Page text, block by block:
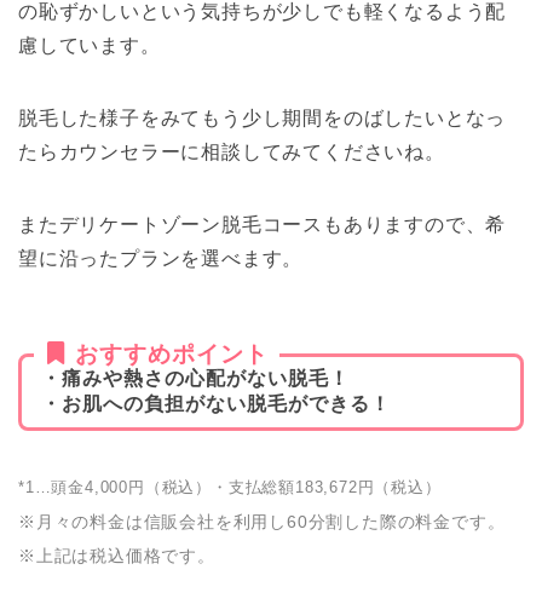
の恥ずかしいという気持ちが少しでも軽くなるよう配
慮しています。
脱毛した様子をみてもう少し期間をのばしたいとなっ
たらカウンセラーに相談してみてくださいね。
またデリケートゾーン脱毛コースもありますので、希
望に沿ったプランを選べます。
おすすめポイント
・痛みや熱さの心配がない脱毛！
・お肌への負担がない脱毛ができる！
*1…頭金4,000円（税込）・支払総額183,672円（税込）
※月々の料金は信販会社を利用し60分割した際の料金です。
※上記は税込価格です。